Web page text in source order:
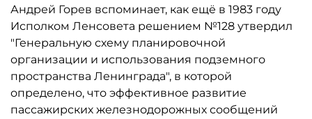
Андрей Горев вспоминает, как ещё в 1983 году
Исполком Ленсовета решением №128 утвердил
"Генеральную схему планировочной
организации и использования подземного
пространства Ленинграда", в которой
определено, что эффективное развитие
пассажирских железнодорожных сообщений